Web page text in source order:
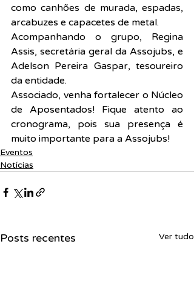
como canhões de murada, espadas,
arcabuzes e capacetes de metal.
Acompanhando o grupo, Regina
Assis, secretária geral da Assojubs, e
Adelson Pereira Gaspar, tesoureiro
da entidade.
Associado, venha fortalecer o Núcleo
de Aposentados! Fique atento ao
cronograma, pois sua presença é
muito importante para a Assojubs!
Eventos
Notícias
Posts recentes Ver tudo